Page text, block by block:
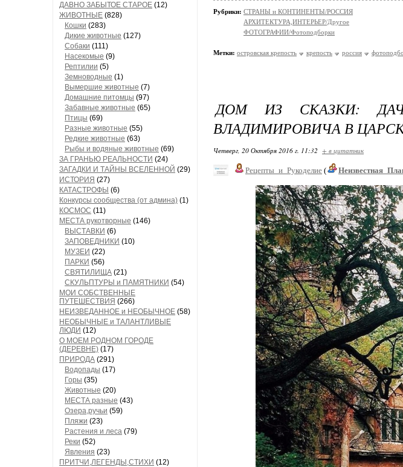
ДАВНО ЗАБЫТОЕ СТАРОЕ (12)
ЖИВОТНЫЕ (828)
Кошки (283)
Дикие животные (127)
Собаки (111)
Насекомые (9)
Рептилии (5)
Земноводные (1)
Вымершие животные (7)
Домашние питомцы (97)
Забавные животные (65)
Птицы (69)
Разные животные (55)
Редкие животные (63)
Рыбы и водяные животные (69)
ЗА ГРАНЬЮ РЕАЛЬНОСТИ (24)
ЗАГАДКИ И ТАЙНЫ ВСЕЛЕННОЙ (29)
ИСТОРИЯ (27)
КАТАСТРОФЫ (6)
Конкурсы сообщества (от админа) (1)
КОСМОС (11)
МЕСТА рукотворные (146)
ВЫСТАВКИ (6)
ЗАПОВЕДНИКИ (10)
МУЗЕИ (22)
ПАРКИ (56)
СВЯТИЛИЩА (21)
СКУЛЬПТУРЫ и ПАМЯТНИКИ (54)
МОИ СОБСТВЕННЫЕ
ПУТЕШЕСТВИЯ (266)
НЕИЗВЕДАННОЕ и НЕОБЫЧНОЕ (58)
НЕОБЫЧНЫЕ и ТАЛАНТЛИВЫЕ
ЛЮДИ (12)
О МОЕМ РОДНОМ ГОРОДЕ
(ДЕРЕВНЕ) (17)
ПРИРОДА (291)
Водопады (17)
Горы (35)
Животные (20)
МЕСТА разные (43)
Озера,ручьи (59)
Пляжи (23)
Растения и леса (79)
Реки (52)
Явления (23)
ПРИТЧИ,ЛЕГЕНДЫ,СТИХИ (12)
Рубрики: СТРАНЫ и КОНТИНЕНТЫ/РОССИЯ
АРХИТЕКТУРА,ИНТЕРЬЕР/Другое
ФОТОГРАФИИ/Фотоподборки
Метки: островская крепость крепость россия
ДОМ ИЗ СКАЗКИ:
ВЛАДИМИРОВИЧА В
Четверг, 20 Октября 2016 г. 11:32 + в цитатник
Рецепты_и_Рукоделие (